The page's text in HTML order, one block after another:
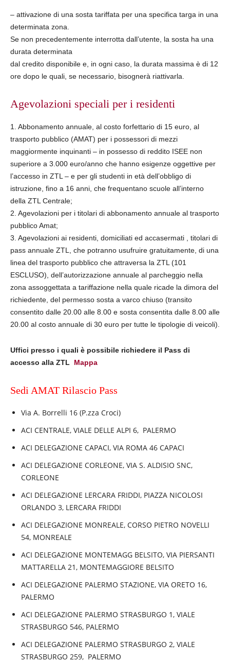
– attivazione di una sosta tariffata per una specifica targa in una
determinata zona.
Se non precedentemente interrotta dall’utente, la sosta ha una
durata determinata
dal credito disponibile e, in ogni caso, la durata massima è di 12
ore dopo le quali, se necessario, bisognerà riattivarla.
Agevolazioni speciali per i residenti
1. Abbonamento annuale, al costo forfettario di 15 euro, al
trasporto pubblico (AMAT) per i possessori di mezzi
maggiormente inquinanti – in possesso di reddito ISEE non
superiore a 3.000 euro/anno che hanno esigenze oggettive per
l’accesso in ZTL – e per gli studenti in età dell’obbligo di
istruzione, fino a 16 anni, che frequentano scuole all’interno
della ZTL Centrale;
2. Agevolazioni per i titolari di abbonamento annuale al trasporto
pubblico Amat;
3. Agevolazioni ai residenti, domiciliati ed accasermati , titolari di
pass annuale ZTL, che potranno usufruire gratuitamente, di una
linea del trasporto pubblico che attraversa la ZTL (101
ESCLUSO), dell’autorizzazione annuale al parcheggio nella
zona assoggettata a tariffazione nella quale ricade la dimora del
richiedente, del permesso sosta a varco chiuso (transito
consentito dalle 20.00 alle 8.00 e sosta consentita dalle 8.00 alle
20.00 al costo annuale di 30 euro per tutte le tipologie di veicoli).
Uffici presso i quali è possibile richiedere il Pass di
accesso alla ZTL
Mappa
Sedi AMAT Rilascio Pass
Via A. Borrelli 16 (P.zza Croci)
ACI CENTRALE, VIALE DELLE ALPI 6, PALERMO
ACI DELEGAZIONE CAPACI, VIA ROMA 46 CAPACI
ACI DELEGAZIONE CORLEONE, VIA S. ALDISIO SNC,
CORLEONE
ACI DELEGAZIONE LERCARA FRIDDI, PIAZZA NICOLOSI
ORLANDO 3, LERCARA FRIDDI
ACI DELEGAZIONE MONREALE, CORSO PIETRO NOVELLI
54, MONREALE
ACI DELEGAZIONE MONTEMAGG BELSITO, VIA PIERSANTI
MATTARELLA 21, MONTEMAGGIORE BELSITO
ACI DELEGAZIONE PALERMO STAZIONE, VIA ORETO 16,
PALERMO
ACI DELEGAZIONE PALERMO STRASBURGO 1, VIALE
STRASBURGO 546, PALERMO
ACI DELEGAZIONE PALERMO STRASBURGO 2, VIALE
STRASBURGO 259, PALERMO